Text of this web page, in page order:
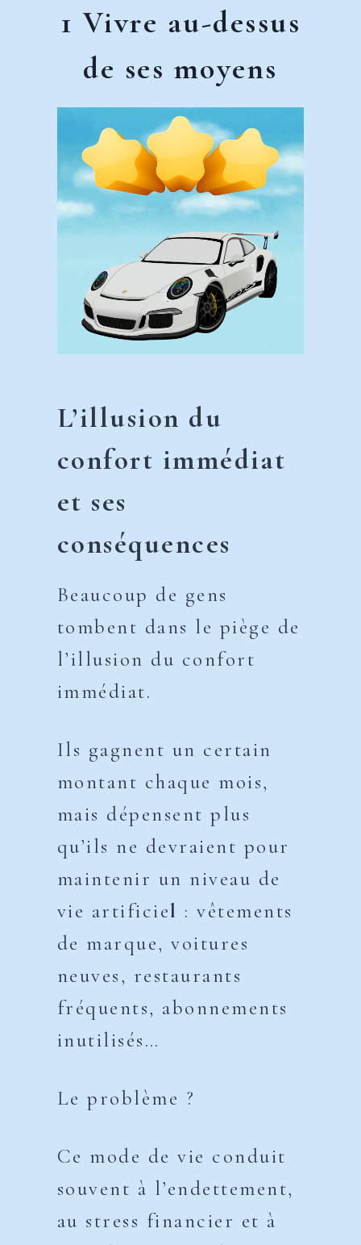
1 Vivre au-dessus
de ses moyens
L’illusion du
confort immédiat
et ses
conséquences
Beaucoup de gens
tombent dans le piège de
l’illusion du confort
immédiat.
Ils gagnent un certain
montant chaque mois,
mais dépensent plus
qu’ils ne devraient pour
maintenir un niveau de
vie artificiel : vêtements
de marque, voitures
neuves, restaurants
fréquents, abonnements
inutilisés…
Le problème ?
Ce mode de vie conduit
souvent à l’endettement,
au stress financier et à